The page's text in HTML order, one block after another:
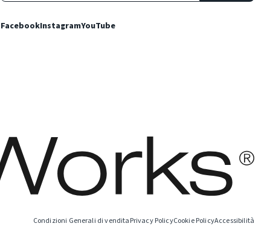
FacebookInstagramYouTube
Condizioni Generali di venditaPrivacy PolicyCookie PolicyAccessibilità